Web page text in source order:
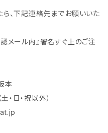
、下記連絡先までお願いいた
メール内』署名すぐ上のご注
本
・日・祝以外）